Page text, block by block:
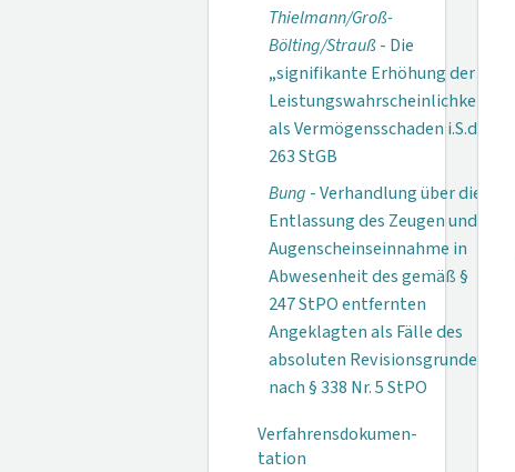
Thielmann/Groß-
Bölting/Strauß- Die
„signifikante Erhöhung der
Leistungswahrscheinlichkeit“
als Vermögensschaden i.S.d. §
263 StGB
Bung - Verhandlung über die
Entlassung des Zeugen und
Augenscheinseinnahme in
Abwesenheit des gemäß §
247 StPO entfernten
Angeklagten als Fälle des
absoluten Revisionsgrundes
nach § 338 Nr. 5 StPO
Verfahrensdokumen­
tation